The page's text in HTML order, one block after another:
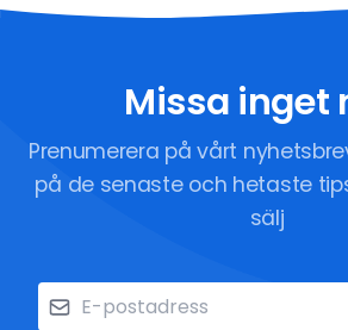
Missa inget
Prenumerera på vårt
på de senaste och hetaste
sälj